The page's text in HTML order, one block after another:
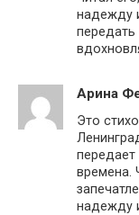
надежду
передать
Арина
Это
времена.
надежду